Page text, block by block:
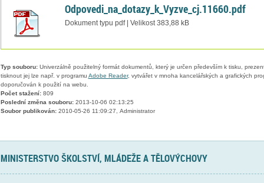
Odpovedi_na_dotazy_k_Vyzve_cj.11660.pdf
Dokument typu pdf | Velikost 383,88 kB
Typ souboru:Univerzálně použitelný formát dokumentů, který je určen především k tisku,
tisknout jej lze např. v programu Adobe Reader, vytvářet v mnoha kancelářských a grafických
doporučován k použití na webu.
Počet stažení:809
Poslední změna souboru:2013-10-06 02:13:25
Soubor publikován:2010-05-26 11:09:27, Administrator
MINISTERSTVO ŠKOLSTVÍ, MLÁDEŽE A TĚLOVÝCHOVY